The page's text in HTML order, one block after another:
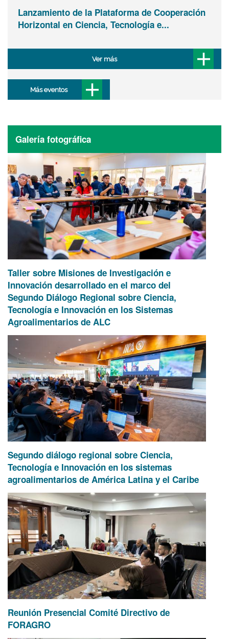
Lanzamiento de la Plataforma de Cooperación
Horizontal en Ciencia, Tecnología e...
Ver más
Más eventos
Galería fotográfica
Taller sobre Misiones de Investigación e
Innovación desarrollado en el marco del
Segundo Diálogo Regional sobre Ciencia,
Tecnología e Innovación en los Sistemas
Agroalimentarios de ALC
Segundo diálogo regional sobre Ciencia,
Tecnología e Innovación en los sistemas
agroalimentarios de América Latina y el Caribe
Reunión Presencial Comité Directivo de
FORAGRO